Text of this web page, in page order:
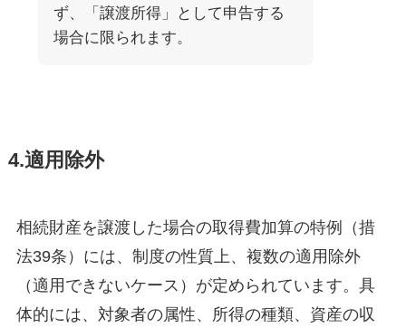
ず、「譲渡所得」として申告する
場合に限られます。
4.適用除外
相続財産を譲渡した場合の取得費加算の特例（措
法39条）には、制度の性質上、複数の適用除外
（適用できないケース）が定められています。具
体的には、対象者の属性、所得の種類、資産の収